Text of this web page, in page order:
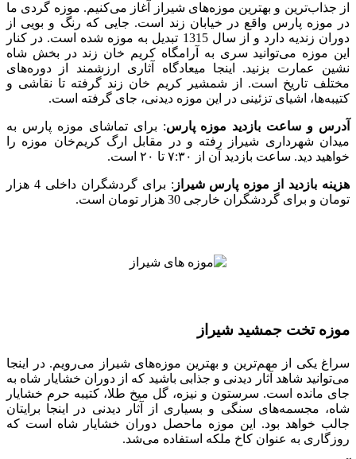
از جذاب‌ترین و بهترین موزه‌های شیراز آغاز می‌کنیم. موزه گردی ما
در موزه پارس واقع در خیابان زند است. جایی که رنگ و بویی از
دوران زندیه دارد و از سال 1315 تبدیل به موزه شده است. در کنار
این موزه می‌توانید سری به آرامگاه کریم خان زند در بخش شاه
نشین عمارت بزنید. اینجا میعادگاه آثاری ارزشمند از دوره‌های
مختلف تاریخ است. از شمشیر کریم خان زند گرفته تا نقاشی و
کتیبه‌ها، اشیای تزئینی در این موزه دیدنی، جای گرفته است.
آدرس و ساعت بازدید موزه پارس: برای تماشای موزه پارس به
میدان شهرداری شیراز رفته و در مقابل ارگ کریم‌خان موزه را
خواهید دید. ساعت بازدید آن از ۷:۳۰ تا ۲۰ است.
هزینه بازدید از موزه پارس شیراز
: برای گردشگران داخلی 4 هزار
تومان و برای گردشگران خارجی 30 هزار تومان است.
موزه تخت جمشید شیراز
سراغ یکی از مهم‌ترین و بهترین موزه‌های شیراز می‌رویم. در اینجا
می‌توانید شاهد آثار دیدنی و جذابی باشید که از دوران خشایار شاه به
جای مانده است. سرستون و نیزه، گل میخ طلا، کتیبه حرم خشایار
شاه، مجسمه‌های سنگی و بسیاری از آثار دیدنی در اینجا برایتان
جالب خواهد بود. این موزه ماحصل دوران خشایار شاه است که
روزگاری به عنوان کاخ ملکه استفاده می‌شد.